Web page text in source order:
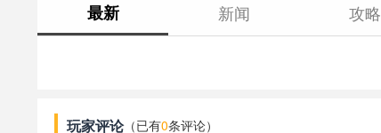
最新 新闻 攻略
玩家评论（已有0条评论）